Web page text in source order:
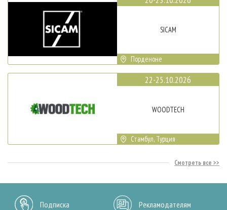
SICAM
Порденоне
22-25.10.2026
WOODTECH
Стамбул, Турция
Смотреть все
Подписка Рекламодателям